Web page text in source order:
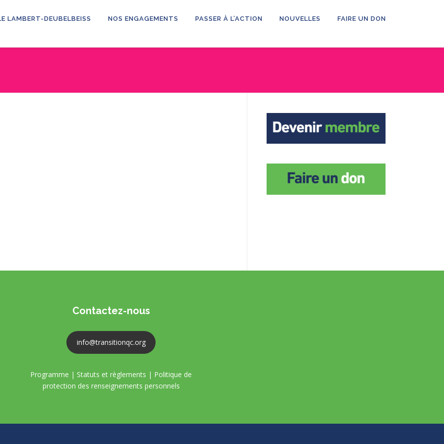
LAMBERT-DEUBELBEISS NOS ENGAGEMENTS PASSER À L’ACTION NOUVELLES FAIRE UN DON
Contactez-nous
info@transitionqc.org
Programme | Statuts et règlements | Politique de
protection des renseignements personnels